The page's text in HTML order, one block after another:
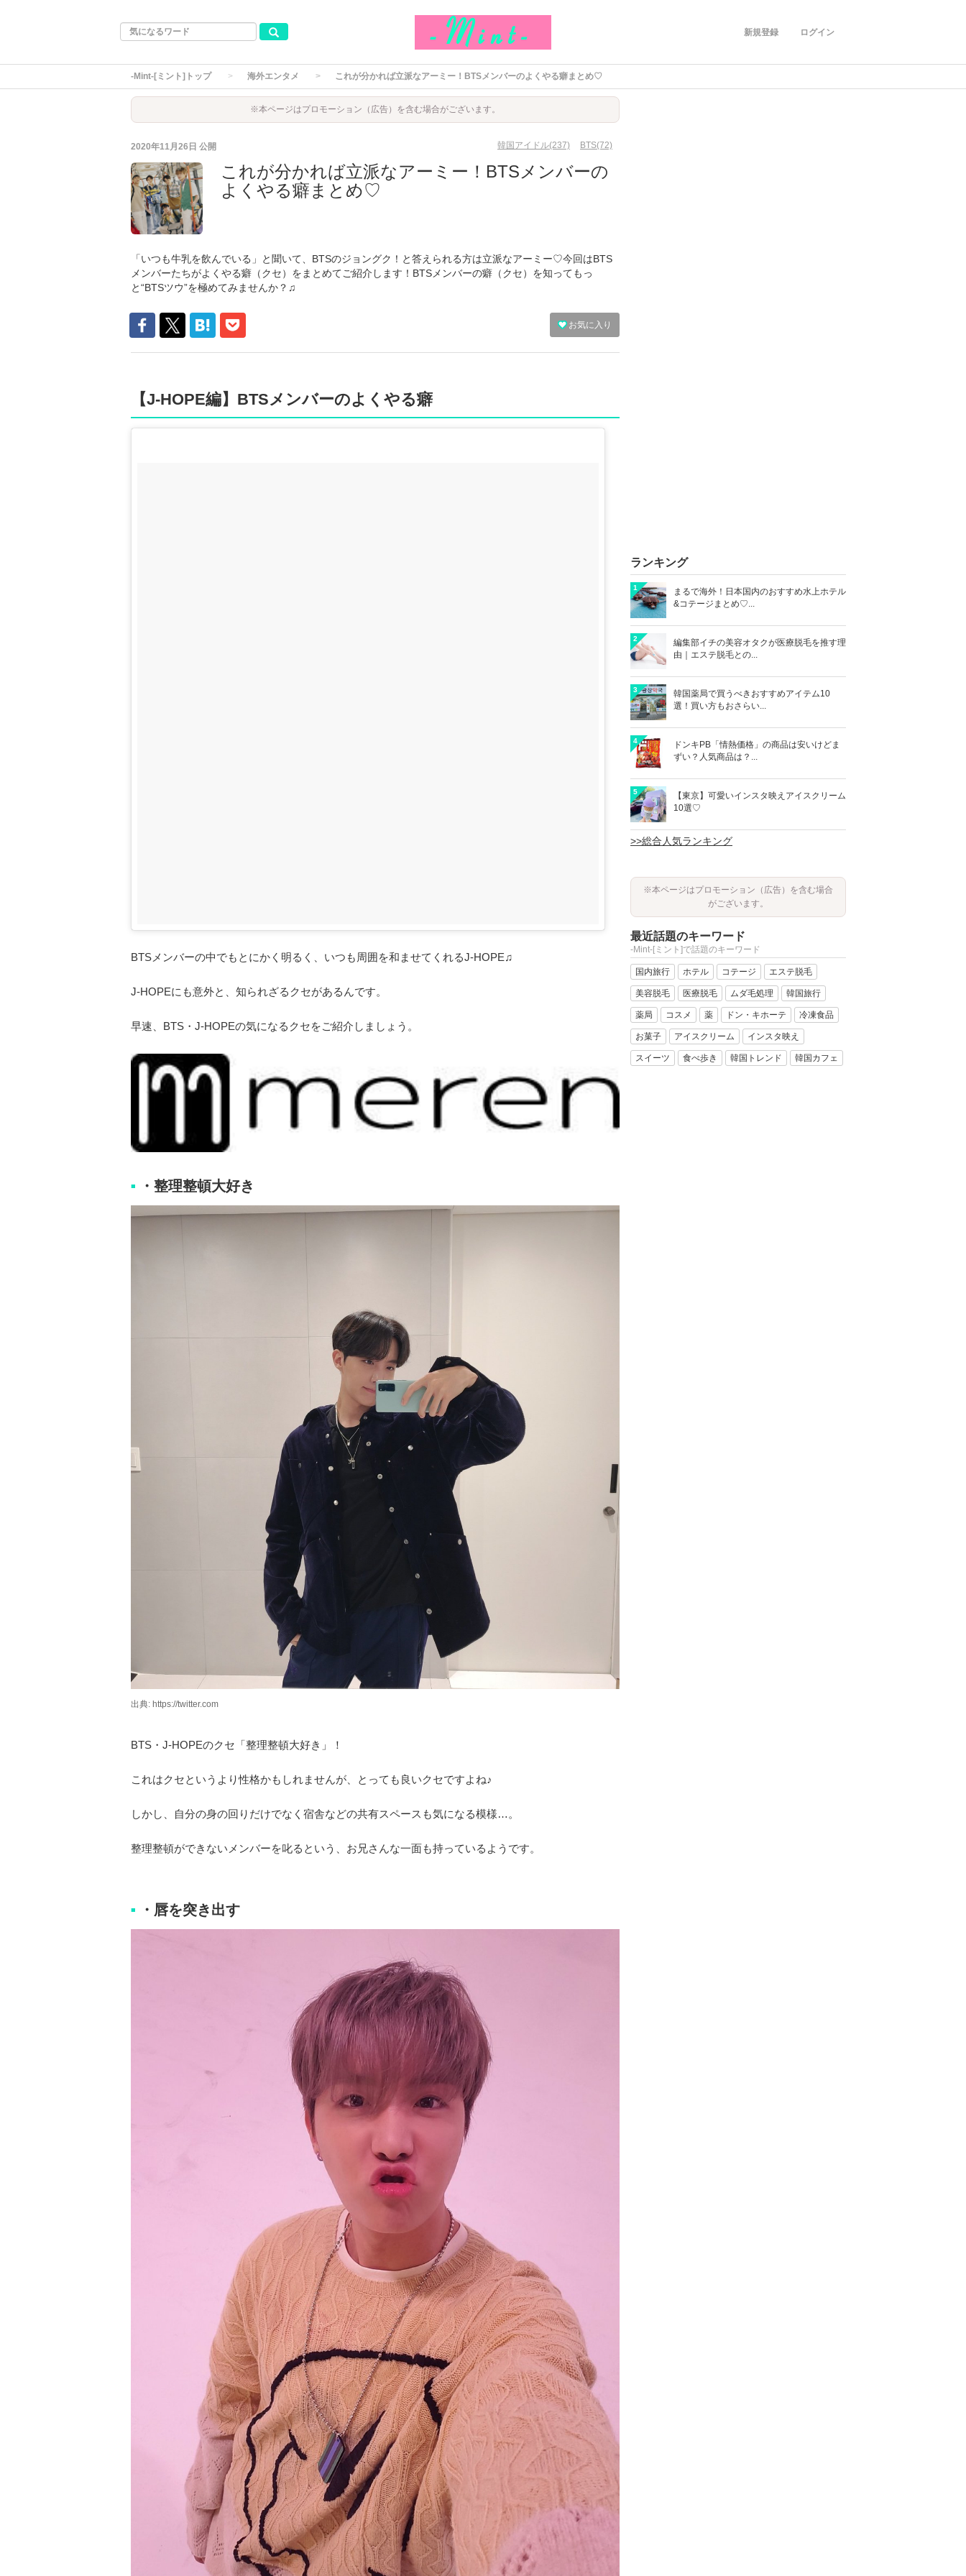
ログイン
新規登録
-Mint-[ミント]トップ 海外エンタメ これが分かれば立派なアーミー！BTSメンバーのよくやる癖まとめ♡
※本ページはプロモーション（広告）を含む場合がございます。
2020年11月26日 公開 韓国アイドル(237) BTS(72)
これが分かれば立派なアーミー！BTSメンバーの
よくやる癖まとめ♡
「いつも牛乳を飲んでいる」と聞いて、BTSのジョングク！と答えられる方は立派なアーミー♡今回はBTS
メンバーたちがよくやる癖（クセ）をまとめてご紹介します！BTSメンバーの癖（クセ）を知ってもっ
と“BTSツウ”を極めてみませんか？♫
お気に入り
【J-HOPE編】BTSメンバーのよくやる癖
BTSメンバーの中でもとにかく明るく、いつも周囲を和ませてくれるJ-HOPE♫
J-HOPEにも意外と、知られざるクセがあるんです。
早速、BTS・J-HOPEの気になるクセをご紹介しましょう。
■ ・整理整頓大好き
出典: https://twitter.com
BTS・J-HOPEのクセ「整理整頓大好き」！
これはクセというより性格かもしれませんが、とっても良いクセですよね♪
しかし、自分の身の回りだけでなく宿舎などの共有スペースも気になる模様…。
整理整頓ができないメンバーを叱るという、お兄さんな一面も持っているようです。
■ ・唇を突き出す
ランキング
1
まるで海外！日本国内のおすすめ水上ホテル
&コテージまとめ♡...
2
編集部イチの美容オタクが医療脱毛を推す理
由｜エステ脱毛との...
3
韓国薬局で買うべきおすすめアイテム10
選！買い方もおさらい...
4
ドンキPB「情熱価格」の商品は安いけどま
ずい？人気商品は？...
5
【東京】可愛いインスタ映えアイスクリーム
10選♡
>>総合人気ランキング
※本ページはプロモーション（広告）を含む場合
がございます。
最近話題のキーワード
-Mint-[ミント]で話題のキーワード
国内旅行 ホテル コテージ エステ脱毛
美容脱毛 医療脱毛 ムダ毛処理 韓国旅行
薬局 コスメ 薬 ドン・キホーテ 冷凍食品
お菓子 アイスクリーム インスタ映え
スイーツ 食べ歩き 韓国トレンド 韓国カフェ